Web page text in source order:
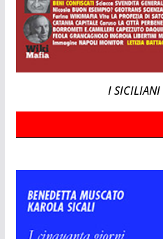
I SICILIANI